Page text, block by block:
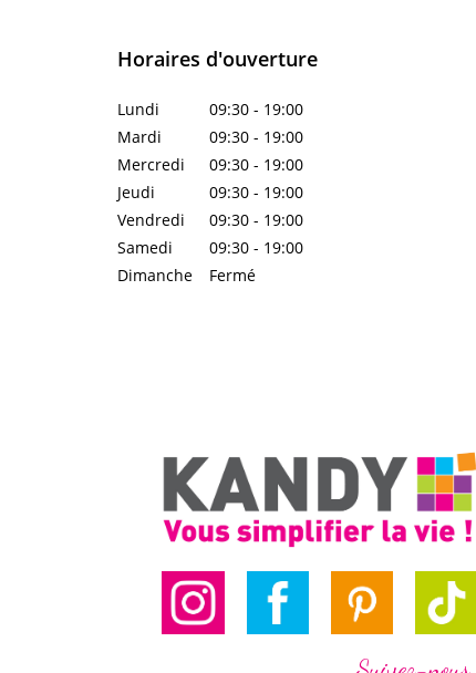
Horaires d'ouverture
Lundi
09:30 - 19:00
Mardi
09:30 - 19:00
Mercredi
09:30 - 19:00
Jeudi
09:30 - 19:00
Vendredi
09:30 - 19:00
Samedi
09:30 - 19:00
Dimanche
Fermé